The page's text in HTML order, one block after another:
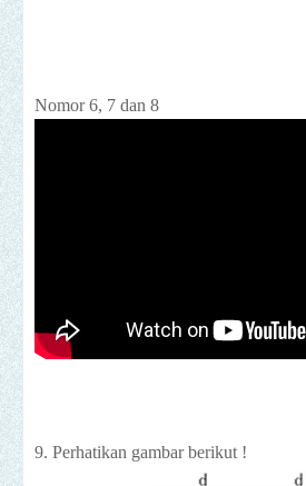
Nomor 6, 7 dan 8
9. Perhatikan gambar berikut !